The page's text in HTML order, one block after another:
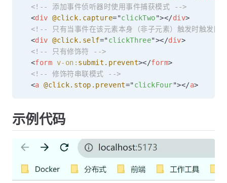
<!-- 添加事件侦听器时使用事件捕获模式 -->
<div @click.capture="clickTwo"></div>
<!-- 只有当事件在该元素本身（非子元素）触发时触发
<div @click.self="clickThree"></div>
<!-- 只有修饰符 -->
<form v-on: submit.prevent></form>
<!-- 修饰符串联模式 -->
<a @click.stop.prevent="clickFour"></a>
示例代码